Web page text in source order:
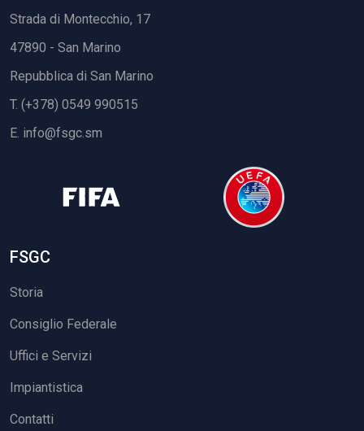
Strada di Montecchio, 17
47890 - San Marino
Repubblica di San Marino
T. (+378) 0549 990515
E. info@fsgc.sm
FSGC
Storia
Consiglio Federale
Uffici e Servizi
Impiantistica
Contatti